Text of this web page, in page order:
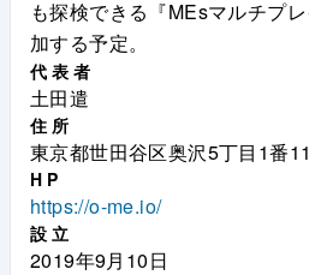
も探検できる『MEsマルチプ
加する予定。
代表者
土田遣
住所
東京都世田谷区奥沢5丁目1番
HP
https://o-me.io/
設立
2019年9月10日